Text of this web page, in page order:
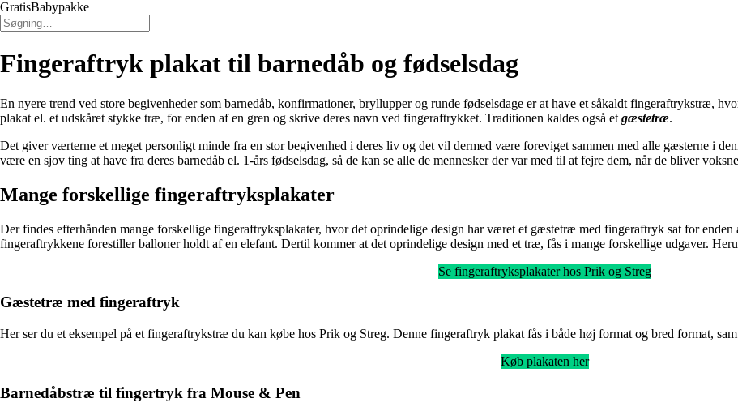
GratisBabypakke
Fingeraftryk plakat til barnedåb og fødselsdag
En nyere trend ved store begivenheder som barnedåb, konfirmationer, bryllupper og runde fødselsdage er at have et såkaldt fingeraftrykstræ,
plakat el. et udskåret stykke træ, for enden af en gren og skrive deres navn ved fingeraftrykket. Traditionen kaldes også et gæstetræ.
Det giver værterne et meget personligt minde fra en stor begivenhed i deres liv og det vil dermed være foreviget sammen med alle gæsterne i
være en sjov ting at have fra deres barnedåb el. 1-års fødselsdag, så de kan se alle de mennesker der var med til at fejre dem, når de bliver
Mange forskellige fingeraftryksplakater
Der findes efterhånden mange forskellige fingeraftryksplakater, hvor det oprindelige design har været et gæstetræ med fingeraftryk sat for
fingeraftrykkene forestiller balloner holdt af en elefant. Dertil kommer at det oprindelige design med et træ, fås i mange forskellige udgaver.
Se fingeraftryksplakater hos Prik og Streg
Gæstetræ med fingeraftryk
Her ser du et eksempel på et fingeraftrykstræ du kan købe hos Prik og Streg. Denne fingeraftryk plakat fås i både høj format og bred format,
Køb plakaten her
Barnedåbstræ til fingertryk fra Mouse & Pen